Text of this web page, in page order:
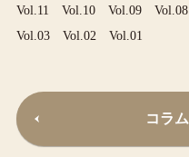
Vol.11
Vol.10 Vol.09 Vol.08
Vol.03
Vol.02 Vol.01
コラ